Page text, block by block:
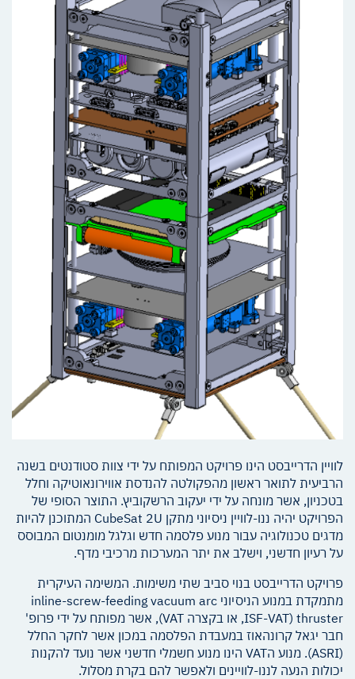
לוויין הדרייבסט הינו פרויקט המפותח על ידי צוות סטודנטים בשנה
הרביעית לתואר ראשון מהפקולטה להנדסת אווירונאוטיקה וחלל
בטכניון, אשר מונחה על ידי יעקוב הרשקוביץ. התוצר הסופי של
הפרויקט יהיה ננו-לוויין ניסיוני מתקן CubeSat 2U המתוכנן להיות
מדגים טכנולוגיה עבור מנוע פלסמה חדש וגלגל מומנטום המבוסס
על רעיון חדשני, וישלב את יתר המערכות מרכיבי מדף.
פרויקט הדרייבסט בנוי סביב שתי משימות. המשימה העיקרית
מתמקדת במנוע הניסיוני inline-screw-feeding vacuum arc
thruster (ISF-VAT, או בקצרה VAT), אשר מפותח על ידי פרופ'
חבר יגאל קרונהאוז במעבדת הפלסמה במכון אשר לחקר החלל
(ASRI). מנוע הVAT הינו מנוע חשמלי חדשני אשר נועד להקנות
יכולות הנעה לננו-לוויינים ולאפשר להם בקרת מסלול.